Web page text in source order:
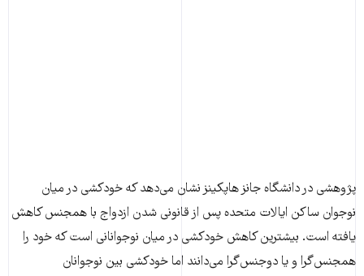
پژوهشی در دانشگاه جانز هاپکینز نشان می‌دهد که خودکشی در میان
نوجوان ساکن ایالات متحده پس از قانونی شدن ازدواج با همجنس کاهش
یافته است. بیشترین کاهش خودکشی در میان نوجوانانی است که خود را
همجنس‌گرا و یا دوجنس‌گرا می‌دانند اما خودکشی بین نوجوانان